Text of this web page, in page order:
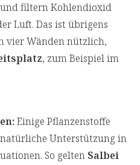
und filtern Kohlendioxid
Luft. Das ist übrigens
vier Wänden nützlich,
, zum Beispiel im
Einige Pflanzenstoffe
Unterstützung in
So gelten Salbei